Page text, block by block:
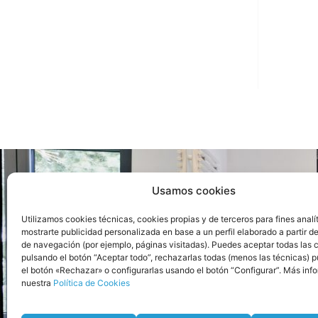
Usamos cookies
Utilizamos cookies técnicas, cookies propias y de terceros para fines
mostrarte publicidad personalizada en base a un perfil elaborado a partir
de navegación (por ejemplo, páginas visitadas). Puedes aceptar todas las
pulsando el botón “Aceptar todo”, rechazarlas todas (menos las técnicas)
el botón «Rechazar» o configurarlas usando el botón “Configurar”. Más
nuestra Política de Cookies
(+34) 611 036 910
info@madridsaneamientos.com